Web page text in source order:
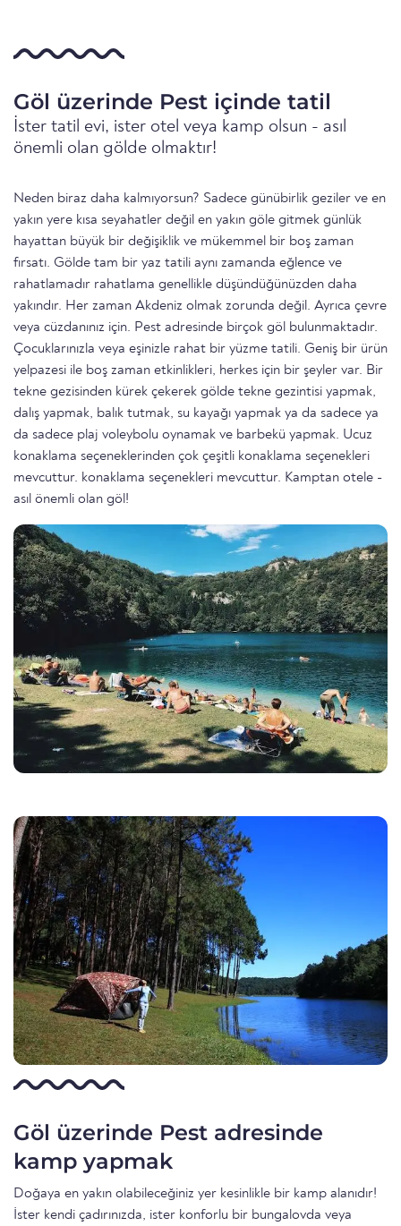
Göl üzerinde Pest içinde tatil
İster tatil evi, ister otel veya kamp olsun - asıl
önemli olan gölde olmaktır!
Neden biraz daha kalmıyorsun? Sadece günübirlik geziler ve en
yakın yere kısa seyahatler değil en yakın göle gitmek günlük
hayattan büyük bir değişiklik ve mükemmel bir boş zaman
fırsatı. Gölde tam bir yaz tatili aynı zamanda eğlence ve
rahatlamadır rahatlama genellikle düşündüğünüzden daha
yakındır. Her zaman Akdeniz olmak zorunda değil. Ayrıca çevre
veya cüzdanınız için. Pest adresinde birçok göl bulunmaktadır.
Çocuklarınızla veya eşinizle rahat bir yüzme tatili. Geniş bir ürün
yelpazesi ile boş zaman etkinlikleri, herkes için bir şeyler var. Bir
tekne gezisinden kürek çekerek gölde tekne gezintisi yapmak,
dalış yapmak, balık tutmak, su kayağı yapmak ya da sadece ya
da sadece plaj voleybolu oynamak ve barbekü yapmak. Ucuz
konaklama seçeneklerinden çok çeşitli konaklama seçenekleri
mevcuttur. konaklama seçenekleri mevcuttur. Kamptan otele -
asıl önemli olan göl!
Göl üzerinde Pest adresinde
kamp yapmak
Doğaya en yakın olabileceğiniz yer kesinlikle bir kamp alanıdır!
İster kendi çadırınızda, ister konforlu bir bungalovda veya